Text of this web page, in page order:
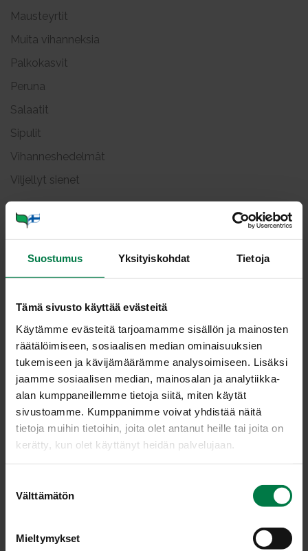
Suostumus Yksityiskohdat Tietoja
Tämä sivusto käyttää evästeitä
Käytämme evästeitä tarjoamamme sisällön ja mainosten
räätälöimiseen, sosiaalisen median ominaisuuksien
tukemiseen ja kävijämäärämme analysoimiseen. Lisäksi
jaamme sosiaalisen median, mainosalan ja analytiikka-
alan kumppaneillemme tietoja siitä, miten käytät
sivustoamme. Kumppanimme voivat yhdistää näitä
tietoja muihin tietoihin, joita olet antanut heille tai joita on
kerätty, kun olet käyttänyt heidän palvelujaan.
Välttämätön
Mieltymykset
Mausteyrtit
Muita vihanneksia
Palkokasvit
Peruna
Salaatit
Sipulit
Vihanneshedelmät
Viljellyt sienet
Kir­sik­ka
KIR­SIK­KA (Pru­nus
ce­ra­sus ja P. avius)
Myös kirsikka on varsin vanha
hyötykasvi: tätä kivihedelmää on
viljelty Kiinassa jo yli 4000 vuotta.
Kirsikoita on yli sata lajia, mutta
ovat väriltään keltaisia, punakeltaisia tai
tummanpunaisia, melkein mustia. Maultaan ne ovat
Hapankirsikkalajikkeista kuulasmarjat ovat